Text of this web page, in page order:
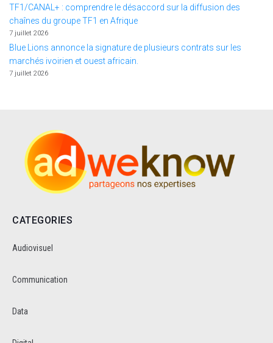
TF1/CANAL+ : comprendre le désaccord sur la diffusion des
chaînes du groupe TF1 en Afrique
7 juillet 2026
Blue Lions annonce la signature de plusieurs contrats sur les
marchés ivoirien et ouest africain.
7 juillet 2026
CATEGORIES
Audiovisuel
Communication
Data